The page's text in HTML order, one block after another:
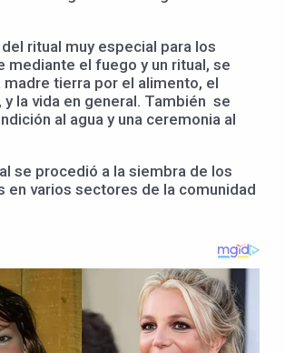
ritual muy especial para los
mediante el fuego y un ritual, se
madre tierra por el alimento, el
y la vida en general. También se
al agua y una ceremonia al
se procedió a la siembra de los
en varios sectores de la comunidad